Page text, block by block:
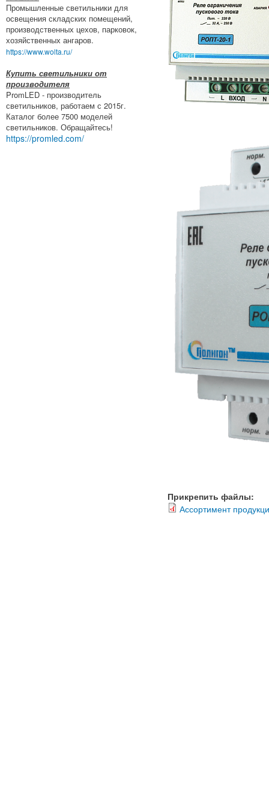
Промышленные светильники для
освещения складских помещений,
производственных цехов, парковок,
хозяйственных ангаров.
https://www.wolta.ru/
Купить светильники от
производителя
PromLED - производитель
светильников, работаем с 2015г.
Каталог более 7500 моделей
светильников. Обращайтесь!
https://promled.com/
Прикрепить файлы:
Ассортимент